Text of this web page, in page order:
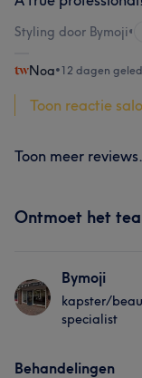
Styling door Bymoji•
Noa•12 dagen
Toon reactie
Toon meer
Ontmoet het
Bymoji
kapster/
specialist
Behandelingen